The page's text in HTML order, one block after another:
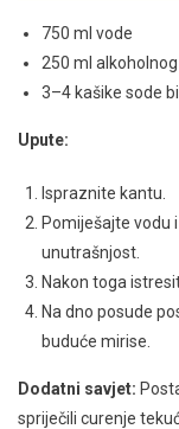
750 ml vode
250 ml
3–4 kašike sode
Upute:
Ispraznite kantu.
Pomiješajte vodu
unutrašnjost.
Nakon toga
Na dno posude
buduće mirise.
Dodatni savjet:
spriječili curenje